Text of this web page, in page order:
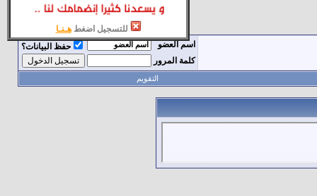
للتسجيل اضغط هـنـا
اسم العضو
حفظ البيانات؟
كلمة المرور
التقويم